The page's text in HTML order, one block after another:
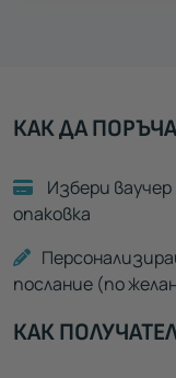
КАК ДА
Избери
опаковка
послание (по
КАК